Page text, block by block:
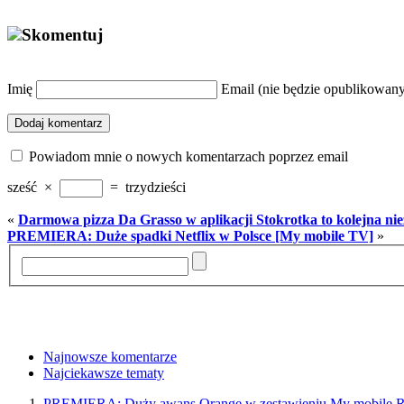
Skomentuj
Imię Email (nie będzie
Dodaj komentarz
Powiadom mnie o nowych komentarzach poprzez email
sześć × = trzydzieści
« Darmowa pizza Da Grasso w aplikacji Stokrotka to kolejna
PREMIERA: Duże spadki Netflix w Polsce [My mobile TV] »
Najnowsze komentarze
Najciekawsze tematy